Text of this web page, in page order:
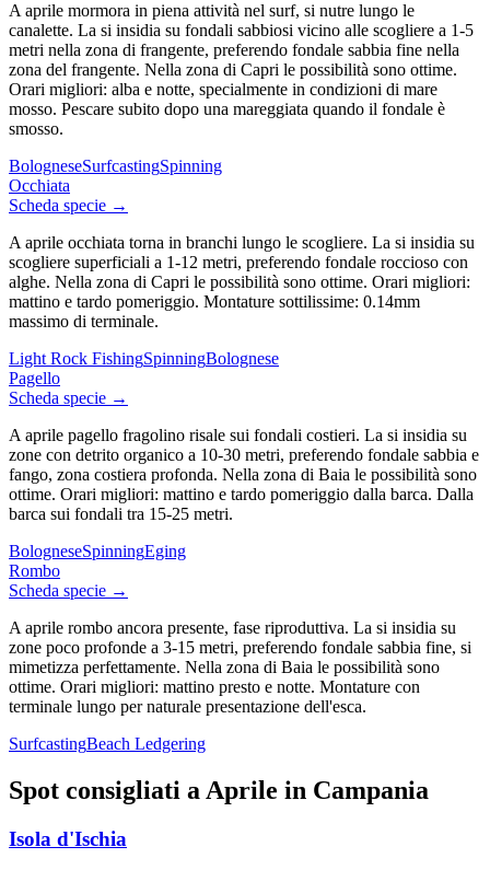
A aprile mormora in piena attività nel surf, si nutre lungo le
canalette. La si insidia su fondali sabbiosi vicino alle scogliere a 1-5
metri nella zona di frangente, preferendo fondale sabbia fine nella
zona del frangente. Nella zona di Capri le possibilità sono ottime.
Orari migliori: alba e notte, specialmente in condizioni di mare
mosso. Pescare subito dopo una mareggiata quando il fondale è
smosso.
BologneseSurfcastingSpinning
Occhiata
Scheda specie →
A aprile occhiata torna in branchi lungo le scogliere. La si insidia su
scogliere superficiali a 1-12 metri, preferendo fondale roccioso con
alghe. Nella zona di Capri le possibilità sono ottime. Orari migliori:
mattino e tardo pomeriggio. Montature sottilissime: 0.14mm
massimo di terminale.
Light Rock FishingSpinningBolognese
Pagello
Scheda specie →
A aprile pagello fragolino risale sui fondali costieri. La si insidia su
zone con detrito organico a 10-30 metri, preferendo fondale sabbia e
fango, zona costiera profonda. Nella zona di Baia le possibilità sono
ottime. Orari migliori: mattino e tardo pomeriggio dalla barca. Dalla
barca sui fondali tra 15-25 metri.
BologneseSpinningEging
Rombo
Scheda specie →
A aprile rombo ancora presente, fase riproduttiva. La si insidia su
zone poco profonde a 3-15 metri, preferendo fondale sabbia fine, si
mimetizza perfettamente. Nella zona di Baia le possibilità sono
ottime. Orari migliori: mattino presto e notte. Montature con
terminale lungo per naturale presentazione dell'esca.
SurfcastingBeach Ledgering
Spot consigliati a Aprile in Campania
Isola d'Ischia